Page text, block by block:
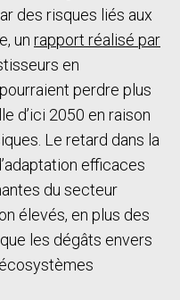
des risques liés aux
un rapport réalisé par
en
perdre plus
d’ici 2050 en raison
Le retard dans la
efficaces
du secteur
élevés, en plus des
les dégâts envers